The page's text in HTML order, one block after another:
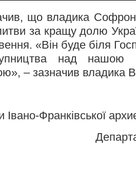
що владика
за кращу долю
«Він буде біля
над
– зазначив владика
Франківської